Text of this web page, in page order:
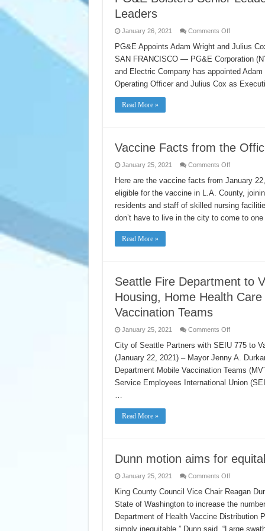
Leaders
January 26, 2021 Comments Offon
Bolsters
Senior
Leadership
with
Proven
Industry
PG&E Appoints Adam Wright and Julius
SAN FRANCISCO — PG&E Corporation
and Electric Company has appointed
Operating Officer and Julius Cox as
Read More »
Vaccine Facts from the
January 25, 2021 Comments Offon
Facts
from
the
Office
of
Mayor
Garcetti
Here are the vaccine facts from January
eligible for the vaccine in L.A. County,
residents and staff of skilled nursing
don’t have to live in the city to come to
Read More »
Seattle Fire Department to
Housing, Home Health
Vaccination Teams
January 25, 2021 Comments Offon
Fire
Department
to
Vaccinate
Older
Adults
in
of
Mobile
Teams
City of Seattle Partners with SEIU 775 to
(January 22, 2021) – Mayor Jenny A.
Department Mobile Vaccination Teams
Service Employees International Union
…
Read More »
Dunn motion aims for
January 25, 2021 Comments Offon
motion
aims
for
allocation
King County Council Vice Chair Reagan
State of Washington to increase the
Department of Health Vaccine Distribution
simply inequitable,” Dunn said. “Large